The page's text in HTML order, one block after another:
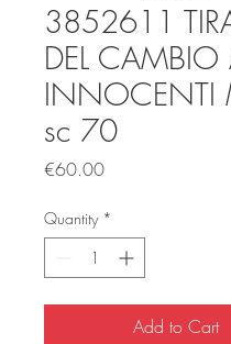
3852611
DEL
INNOCENTI
sc 70
€60.00Price
Quantity *
Add to Cart